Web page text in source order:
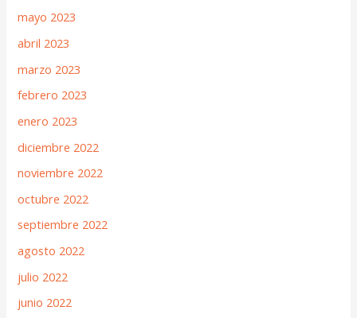
mayo 2023
abril 2023
marzo 2023
febrero 2023
enero 2023
diciembre 2022
noviembre 2022
octubre 2022
septiembre 2022
agosto 2022
julio 2022
junio 2022